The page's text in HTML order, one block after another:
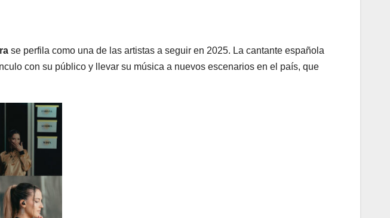
se perfila como una de las artistas a seguir en 2025. La cantante española
con su público y llevar su música a nuevos escenarios en el país, que